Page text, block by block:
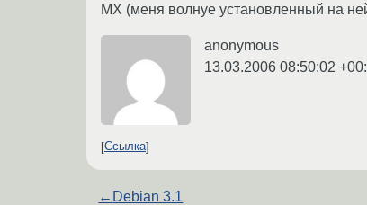
MX (меня волнуе установленный на
anonymous
13.03.2006 08:50:02
Ссылка
← Debian 3.1